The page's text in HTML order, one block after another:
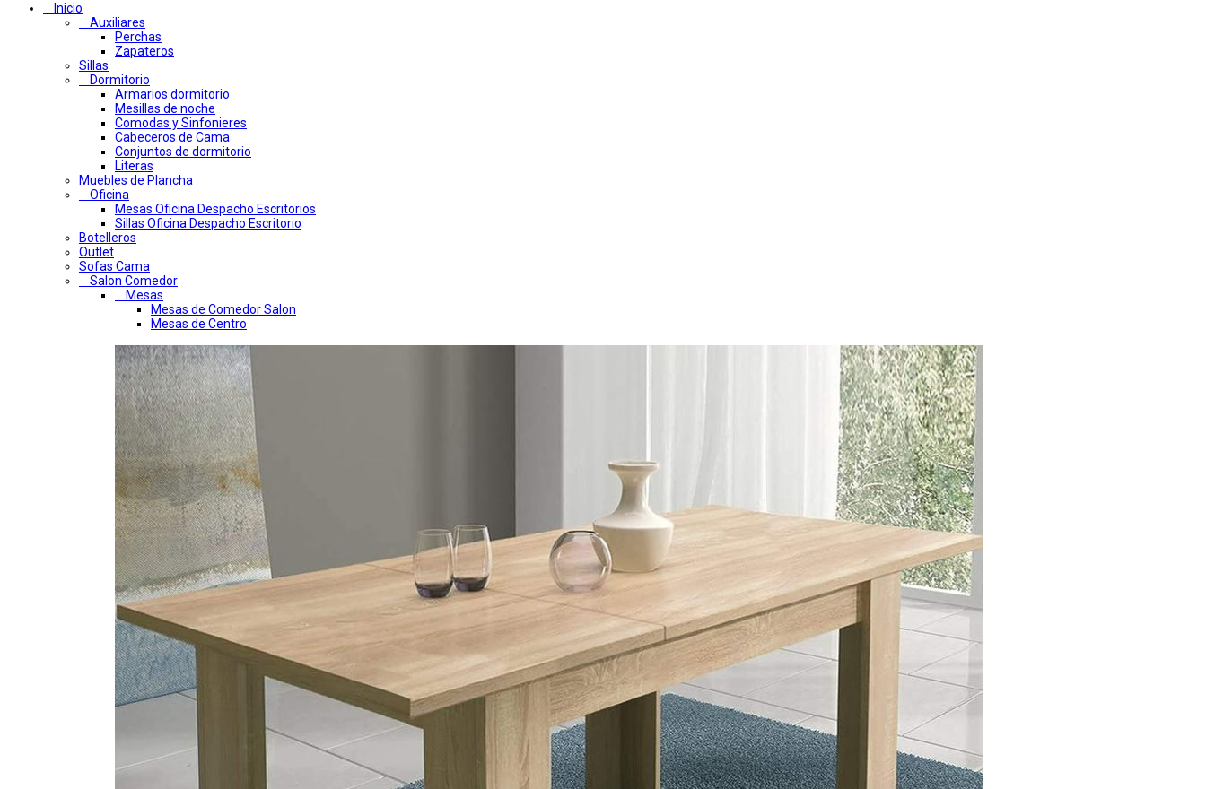
Inicio
Auxiliares
Perchas
Zapateros
Sillas
Dormitorio
Armarios dormitorio
Mesillas de noche
Comodas y Sinfonieres
Cabeceros de Cama
Conjuntos de dormitorio
Literas
Muebles de Plancha
Oficina
Mesas Oficina Despacho Escritorios
Sillas Oficina Despacho Escritorio
Botelleros
Outlet
Sofas Cama
Salon Comedor
Mesas
Mesas de Comedor Salon
Mesas de Centro